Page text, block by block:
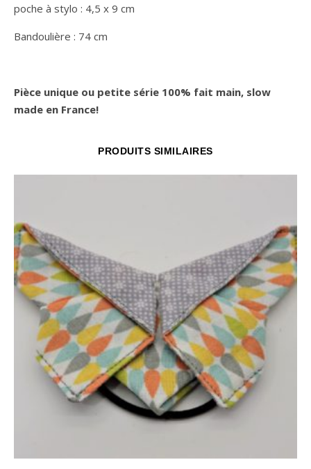
poche à stylo : 4,5 x 9 cm
Bandoulière : 74 cm
Pièce unique ou petite série 100% fait main, slow
made en France!
PRODUITS SIMILAIRES